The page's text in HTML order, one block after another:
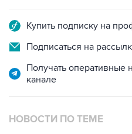
Купить подписку на
Подписаться на
Получать оперативные
канале
НОВОСТИ ПО ТЕМЕ